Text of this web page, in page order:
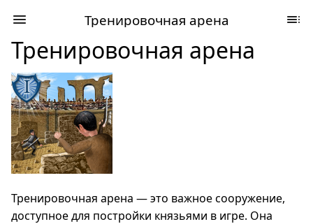
Тренировочная арена
Тренировочная арена
Тренировочная арена — это важное сооружение,
доступное для постройки князьями в игре. Она